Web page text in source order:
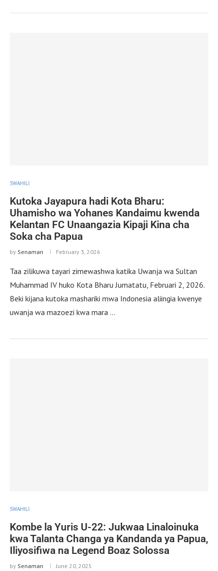
SWAHILI
Kutoka Jayapura hadi Kota Bharu:
Uhamisho wa Yohanes Kandaimu kwenda
Kelantan FC Unaangazia Kipaji Kina cha
Soka cha Papua
by Senaman February 3, 2026
Taa zilikuwa tayari zimewashwa katika Uwanja wa Sultan
Muhammad IV huko Kota Bharu Jumatatu, Februari 2, 2026.
Beki kijana kutoka mashariki mwa Indonesia aliingia kwenye
uwanja wa mazoezi kwa mara …
SWAHILI
Kombe la Yuris U-22: Jukwaa Linaloinuka
kwa Talanta Changa ya Kandanda ya Papua,
Iliyosifiwa na Legend Boaz Solossa
by Senaman June 20, 2025